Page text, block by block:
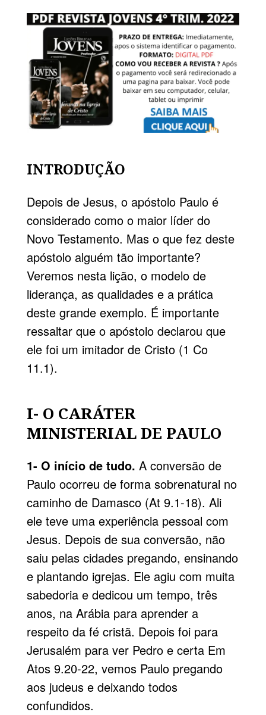
INTRODUÇÃO
Depois de Jesus, o apóstolo Paulo é
considerado como o maior líder do
Novo Testamento. Mas o que fez deste
apóstolo alguém tão importante?
Veremos nesta lição, o modelo de
liderança, as qualidades e a prática
deste grande exemplo. É importante
ressaltar que o apóstolo declarou que
ele foi um imitador de Cristo (1 Co
11.1).
I- O CARÁTER
MINISTERIAL DE PAULO
1- O início de tudo. A conversão de
Paulo ocorreu de forma sobrenatural no
caminho de Damasco (At 9.1-18). Ali
ele teve uma experiência pessoal com
Jesus. Depois de sua conversão, não
saiu pelas cidades pregando, ensinando
e plantando igrejas. Ele agiu com muita
sabedoria e dedicou um tempo, três
anos, na Arábiapara aprender a
respeito da fé cristã. Depois foi para
Jerusalém para ver Pedro e certa Em
Atos 9.20-22, vemos Paulo pregando
aos judeus e deixando todos
confundidos.